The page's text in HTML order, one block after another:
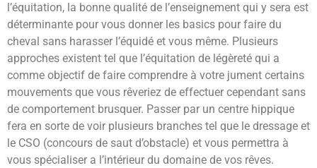
l’équitation, la bonne qualité de l’enseignement qui y sera est
déterminante pour vous donner les basics pour faire du
cheval sans harasser l’équidé et vous même. Plusieurs
approches existent tel que l’équitation de légèreté qui a
comme objectif de faire comprendre à votre jument certains
mouvements que vous rêveriez de effectuer cependant sans
de comportement brusquer. Passer par un centre hippique
fera en sorte de voir plusieurs branches tel que le dressage et
le CSO (concours de saut d’obstacle) et vous permettra à
vous spécialiser a l’intérieur du domaine de vos rêves.